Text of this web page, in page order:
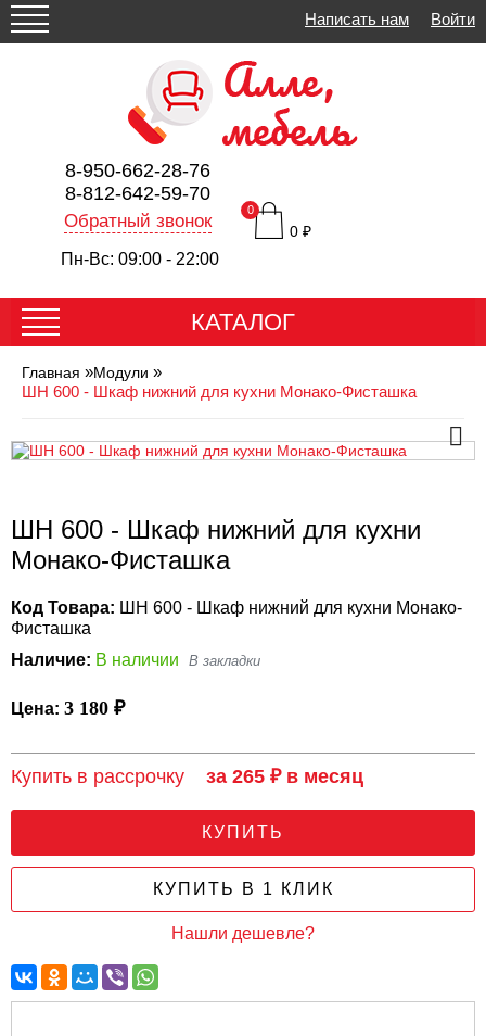
Написать нам Войти
8-950-662-28-76
8-812-642-59-70
Обратный звонок
Пн-Вс: 09:00 - 22:00
0
0 ₽
КАТАЛОГ
Главная »Модули »
ШН 600 - Шкаф нижний для кухни Монако-Фисташка
ШН 600 - Шкаф нижний для кухни
Монако-Фисташка
Код Товара: ШН 600 - Шкаф нижний для кухни Монако-
Фисташка
Наличие: В наличии
Цена: 3 180 ₽
Купить в рассрочку за 265 ₽ в месяц
КУПИТЬ
КУПИТЬ В 1 КЛИК
Нашли дешевле?